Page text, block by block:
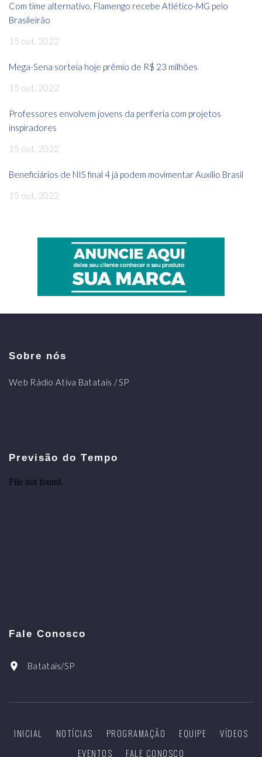
Com time alternativo, Flamengo recebe Atlético-MG pelo
Brasileirão
15 out, 2022
Mega-Sena sorteia hoje prêmio de R$ 23 milhões
15 out, 2022
Professores envolvem jovens da periferia com projetos
inspiradores
15 out, 2022
Beneficiários de NIS final 4 já podem movimentar Auxílio Brasil
15 out, 2022
Sobre nós
Web Rádio Ativa Batatais / SP
Previsão do Tempo
Fale Conosco
Batatais/SP
INICIAL NOTÍCIAS PROGRAMAÇÃO EQUIPE
VÍDEOS
EVENTOS
FALE CONOSCO